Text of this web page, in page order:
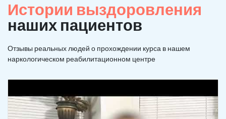
Истории выздоровления
наших пациентов
Отзывы реальных людей о прохождении курса в нашем
наркологическом реабилитационном центре